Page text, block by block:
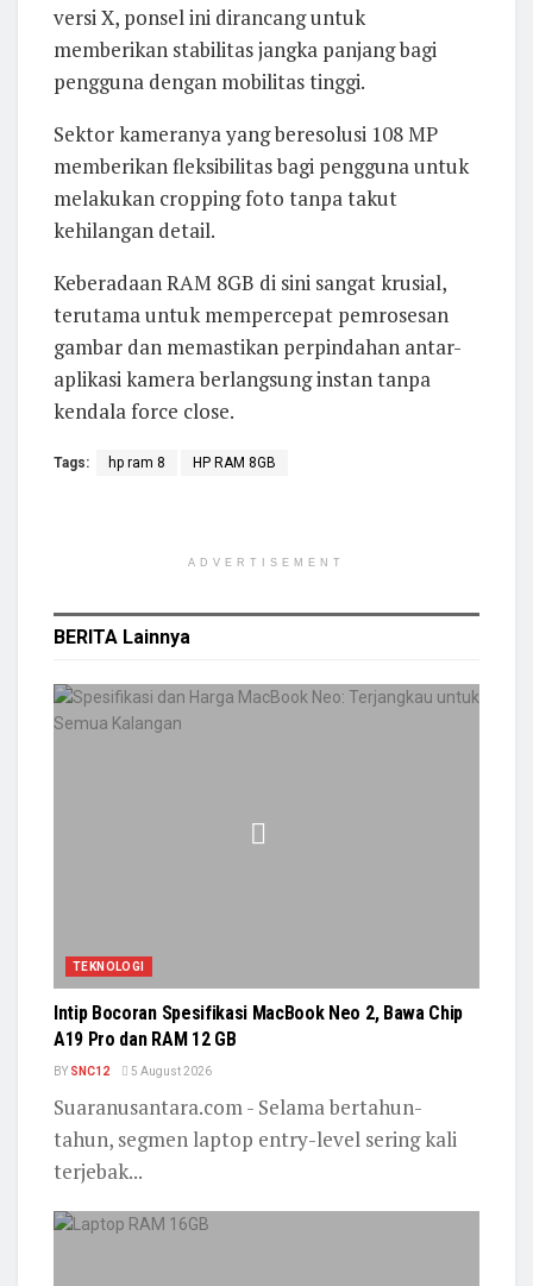
versi X, ponsel ini dirancang untuk
memberikan stabilitas jangka panjang bagi
pengguna dengan mobilitas tinggi.
Sektor kameranya yang beresolusi 108 MP
memberikan fleksibilitas bagi pengguna untuk
melakukan cropping foto tanpa takut
kehilangan detail.
Keberadaan RAM 8GB di sini sangat krusial,
terutama untuk mempercepat pemrosesan
gambar dan memastikan perpindahan antar-
aplikasi kamera berlangsung instan tanpa
kendala force close.
Tags: hp ram 8 HP RAM 8GB
ADVERTISEMENT
BERITA Lainnya
TEKNOLOGI
Intip Bocoran Spesifikasi MacBook Neo 2, Bawa Chip
A19 Pro dan RAM 12 GB
BY SNC12 5 August 2026
Suaranusantara.com - Selama bertahun-
tahun, segmen laptop entry-level sering kali
terjebak...